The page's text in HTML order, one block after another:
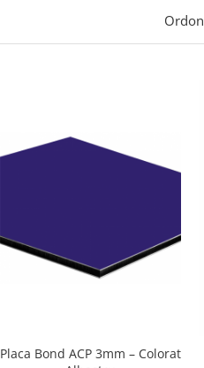
Placa Bond ACP 3mm – Colorat